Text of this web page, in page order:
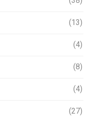
(13)
(4)
(8)
(4)
(27)